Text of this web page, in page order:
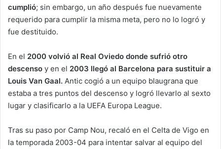
cumplió; sin embargo, un año después fue nuevamente
requerido para cumplir la misma meta, pero no lo logró y
fue destituido.
En el 2000 volvió al Real Oviedo donde sufrió otro
descenso y en el 2003 llegó al Barcelona para sustituir a
Louis Van Gaal. Antic cogió a un equipo blaugrana que
estaba a tres puntos del descenso y logró llevarlo al sexto
lugar y clasificarlo a la UEFA Europa League.
Tras su paso por Camp Nou, recaló en el Celta de Vigo en
la temporada 2003-04 para intentar salvar al equipo del